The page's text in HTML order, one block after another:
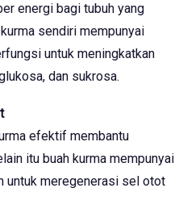
energi bagi tubuh yang
sendiri mempunyai
untuk meningkatkan
dan sukrosa.
efektif membantu
itu buah kurma mempunyai
untuk meregenerasi sel otot